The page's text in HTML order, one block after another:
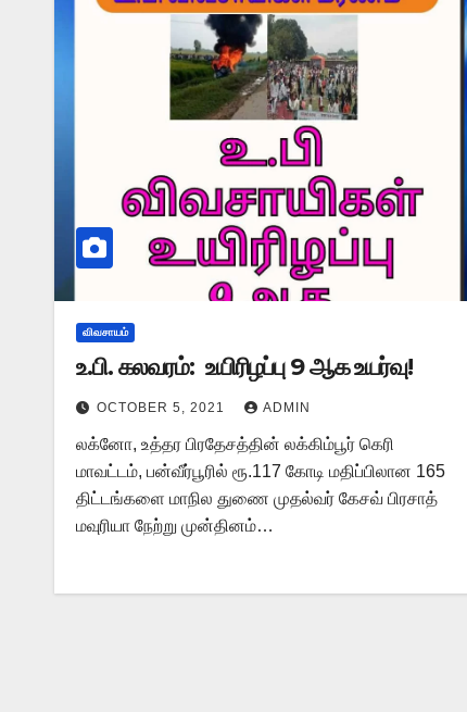
விவசாயம்
உ.பி. கலவரம்: உயிரிழப்பு 9 ஆக உயர்வு!
OCTOBER 5, 2021 ADMIN
லக்னோ, உத்தர பிரதேசத்தின் லக்கிம்பூர் கெரி
மாவட்டம், பன்வீர்பூரில் ரூ.117 கோடி மதிப்பிலான 165
திட்டங்களை மாநில துணை முதல்வர் கேசவ் பிரசாத்
மவுரியா நேற்று முன்தினம்…